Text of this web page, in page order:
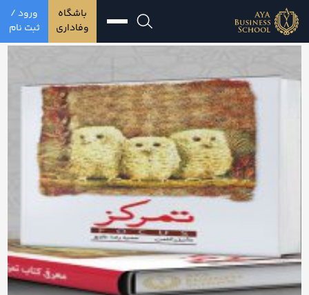
باشگاه
وفاداری
ورود /
ثبت نام